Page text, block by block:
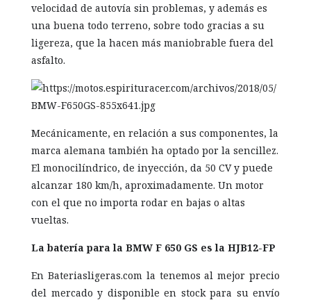
velocidad de autovía sin problemas, y además es
una buena todo terreno, sobre todo gracias a su
ligereza, que la hacen más maniobrable fuera del
asfalto.
Mecánicamente, en relación a sus componentes, la
marca alemana también ha optado por la sencillez.
El monocilíndrico, de inyección, da 50 CV y puede
alcanzar 180 km/h, aproximadamente. Un motor
con el que no importa rodar en bajas o altas
vueltas.
La batería para la BMW F 650 GS es la HJB12-FP
En Bateriasligeras.com la tenemos al mejor precio
del mercado y disponible en stock para su envío